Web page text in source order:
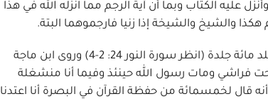
الكتاب وبما أن آية الرجم مما انزله الله في هذا
والشيخ والشيخة إذا زنيا فارجموهما البتة.
ولكنا لا نجد هذه الآية في القرآن المتداول اليوم والذي نجده أن الزنى حده الجلد مائة جلدة (انظر سورة النور 24: 2-4) وروى ابن ماجة
فراشي ومات رسول الله حينئذ وفيما أنا منشغلة
لخمسمائة من حفظة القرآن في البصرة أنا اعتدنا